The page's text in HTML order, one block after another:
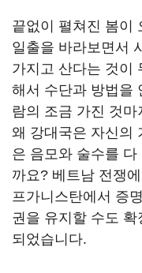
끝없이 펼쳐진 봄이
일출을 바라보면서
가지고 산다는 것이
해서 수단과 방법을
람의 조금 가진 것
왜 강대국은 자신의
은 음모와 술수를
까요? 베트남 전쟁
프가니스탄에서 증
권을 유지할 수도
되었습니다.